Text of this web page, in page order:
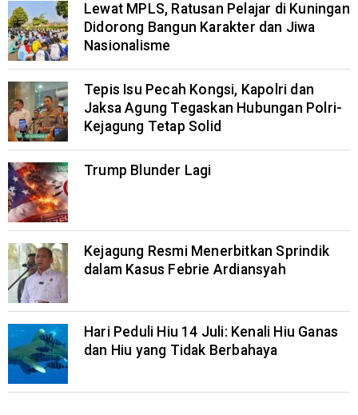
Lewat MPLS, Ratusan Pelajar di Kuningan
Didorong Bangun Karakter dan Jiwa
Nasionalisme
Tepis Isu Pecah Kongsi, Kapolri dan
Jaksa Agung Tegaskan Hubungan Polri-
Kejagung Tetap Solid
Trump Blunder Lagi
Kejagung Resmi Menerbitkan Sprindik
dalam Kasus Febrie Ardiansyah
Hari Peduli Hiu 14 Juli: Kenali Hiu Ganas
dan Hiu yang Tidak Berbahaya